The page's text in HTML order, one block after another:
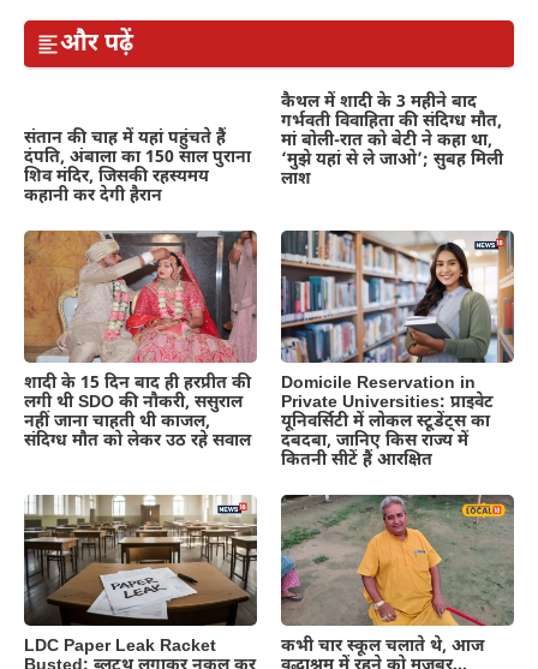
और पढ़ें
संतान की चाह में यहां पहुंचते हैं
दंपति, अंबाला का 150 साल पुराना
शिव मंदिर, जिसकी रहस्यमय
कहानी कर देगी हैरान
कैथल में शादी के 3 महीने बाद
गर्भवती विवाहिता की संदिग्ध मौत,
मां बोली-रात को बेटी ने कहा था,
‘मुझे यहां से ले जाओ’; सुबह मिली
लाश
शादी के 15 दिन बाद ही हरप्रीत की
लगी थी SDO की नौकरी, ससुराल
नहीं जाना चाहती थी काजल,
संदिग्ध मौत को लेकर उठ रहे सवाल
Domicile Reservation in
Private Universities: प्राइवेट
यूनिवर्सिटी में लोकल स्टूडेंट्स का
दबदबा, जानिए किस राज्य में
कितनी सीटें हैं आरक्षित
LDC Paper Leak Racket
कभी चार स्कूल चलाते थे, आज